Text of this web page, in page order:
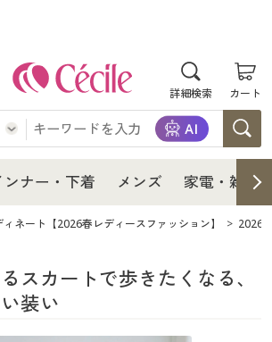
詳細検索 カート
ョン
すべて
・家具
ンナー・下着 メンズ 家電・雑貨
て
ョン
すべて
ズ下着
家具通販すべて
ィネート【2026春レディースファッション】 2026
スカートで歩きたくなる、
装い